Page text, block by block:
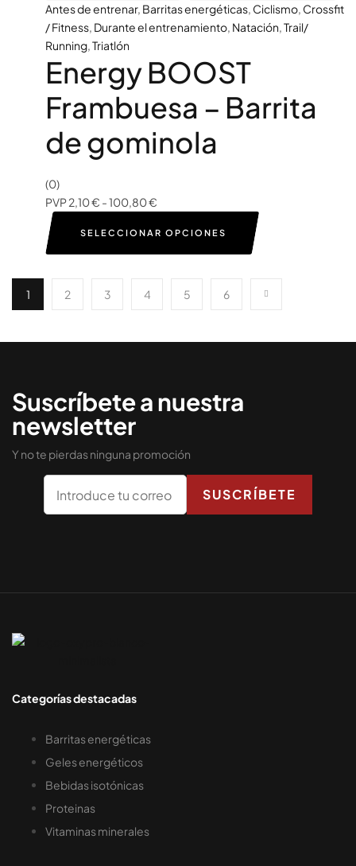
Antes de entrenar, Barritas energéticas, Ciclismo, Crossfit
/ Fitness, Durante el entrenamiento, Natación,Trail/
Running,Triatlón
Energy BOOST
Frambuesa – Barrita
de gominola
(0)
PVP2,10€ -100,80€
SELECCIONAR OPCIONES
1 2 3 4 5 6
Suscríbete a nuestra
newsletter
Y no te pierdas ninguna promoción
Categorías destacadas
Barritas energéticas
Geles energéticos
Bebidas isotónicas
Proteinas
Vitaminas minerales